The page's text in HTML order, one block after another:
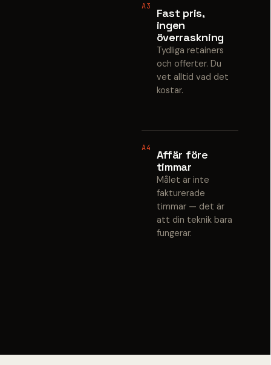
A3
Fast pris,
ingen
överraskning
Tydliga retainers
och offerter. Du
vet alltid vad det
kostar.
A4
Affär före
timmar
Målet är inte
fakturerade
timmar — det är
att din teknik bara
fungerar.